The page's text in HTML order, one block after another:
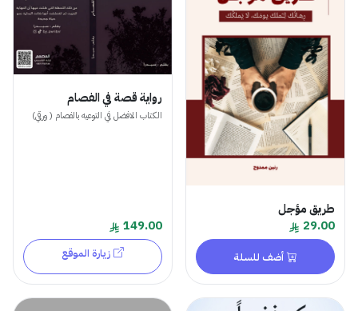
طريق مؤجل
29.00
أضف للسلة
رواية قصة في الفصام
الكتاب الافضل في التوعيه بالفصام ( ورقي)
149.00
زيارة الموقع